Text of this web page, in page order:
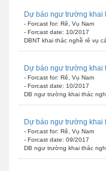
Dự báo ngư trường khai
- Forcast for: Rê, Vụ Nam
- Forcast date: 10/2017
DBNT khai thác nghề rê vụ
Dự báo ngư trường khai
- Forcast for: Rê, Vụ Nam
- Forcast date: 10/2017
DB ngư trường khai thác
Dự báo ngư trường khai
- Forcast for: Rê, Vụ Nam
- Forcast date: 09/2017
DB ngư trường khai thác